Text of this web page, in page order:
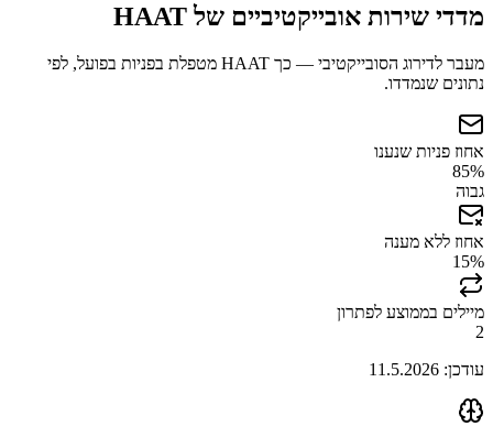
מדדי שירות אובייקטיביים שלHAAT
מעבר לדירוג הסובייקטיבי — כך HAAT מטפלת בפניות בפועל, לפי
נתונים שנמדדו.
אחוז פניות שנענו
85%
גבוה
אחוז ללא מענה
15%
מיילים בממוצע לפתרון
2
עודכן: 11.5.2026